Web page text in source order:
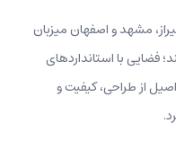
مشهد و اصفهان میزبان
با استانداردهای
از طراحی، کیفیت و